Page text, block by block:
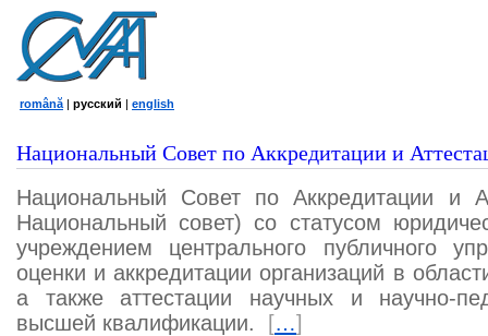
română | русский | english
Национальный Совет по Аккредитации и
Национальный Совет по Аккредитации и
Национальный совет) со статусом
учреждением центрального публичного
оценки и аккредитации организаций в
а также аттестации научных и научно-
высшей квалификации.
[…]